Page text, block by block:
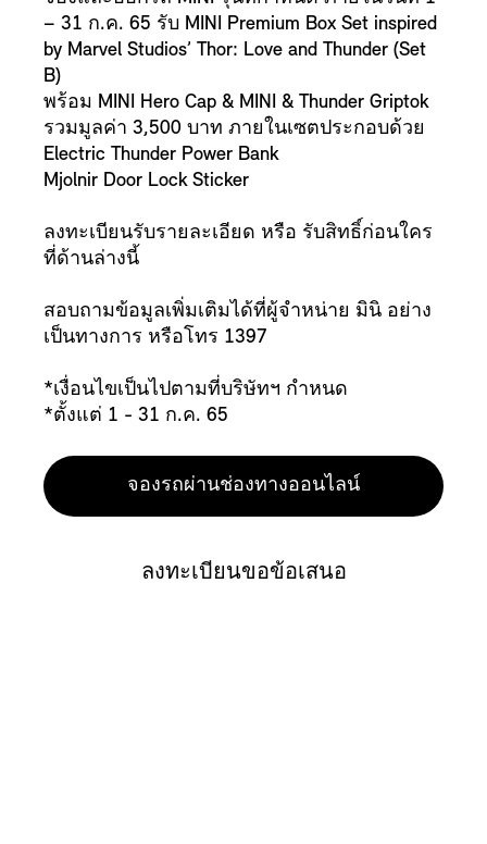
– 31 ก.ค. 65 รับ MINI Premium Box Set inspired
by Marvel Studios’ Thor: Love and Thunder (Set
B)
พร้อม MINI Hero Cap & MINI & Thunder Griptok
รวมมูลค่า 3,500 บาท ภายในเซตประกอบด้วย
Electric Thunder Power Bank
Mjolnir Door Lock Sticker
ลงทะเบียนรับรายละเอียด หรือ รับสิทธิ์ก่อนใคร
ที่ด้านล่างนี้
สอบถามข้อมูลเพิ่มเติมได้ที่ผู้จำหน่าย มินิ อย่าง
เป็นทางการ หรือโทร 1397
*เงื่อนไขเป็นไปตามที่บริษัทฯ กำหนด
*ตั้งแต่ 1 - 31 ก.ค. 65
จองรถผ่านช่องทางออนไลน์
ลงทะเบียนขอข้อเสนอ